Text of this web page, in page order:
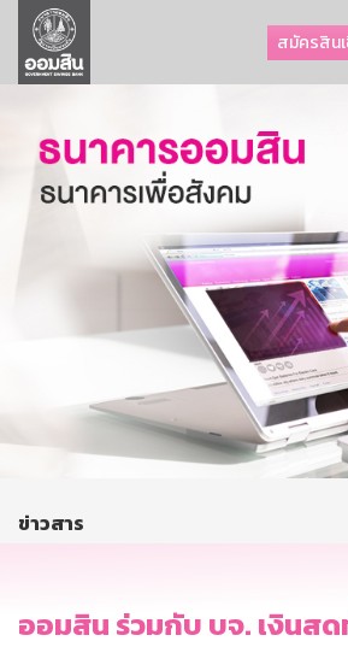
สมัครสิน
ลูกค้าธุรกิจ
ลูกค้าผู้ประกอบรายย่อย
ออมเพื่อสุข
เกี่ยวกับธนาคาร
การพัฒนาที่ยั่งยืน
บริการทางการเงิน
ติดต่อเรา
บริการออนไลน์
ข่าวสาร
ออมสิน ร่วมกับ บจ. เงินส